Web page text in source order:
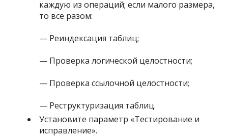
каждую из операций; если малого размера,
то все разом:
— Реиндексация таблиц;
— Проверка логической целостности;
— Проверка ссылочной целостности;
— Реструктуризация таблиц.
Установите параметр «Тестирование и
исправление».